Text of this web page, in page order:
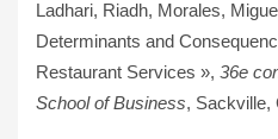
Ladhari, Riadh, Morales,
Determinants and
Restaurant Services », 36e
School of Business, Sackville,